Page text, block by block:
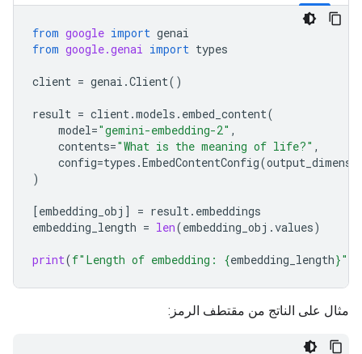
from google import genai
from google.genai import types
client = genai .Client()
result = client.models . embed_content(
model="gemini-embedding-2" ,
contents="What is the meaning of life?" ,
config=types .EmbedContentConfig(
)
[embedding_obj ] = result. embeddings
embedding_length = len(embedding_obj .values)
print(f"Length of embedding: {embedding_length}"
مثال على الناتج من مقتطف الرمز: